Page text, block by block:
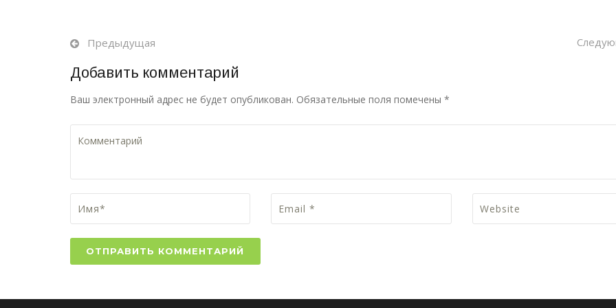
Предыдущая
Добавить комментарий
Ваш электронный адрес не будет опубликован. Обязательные поля помечены *